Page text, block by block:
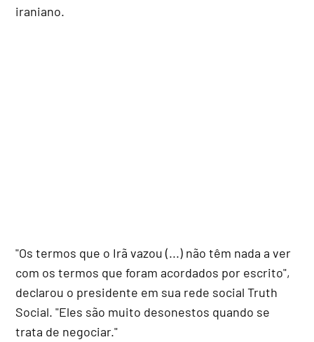
iraniano.
"Os termos que o Irã vazou (...) não têm nada a ver
com os termos que foram acordados por escrito",
declarou o presidente em sua rede social Truth
Social. "Eles são muito desonestos quando se
trata de negociar."